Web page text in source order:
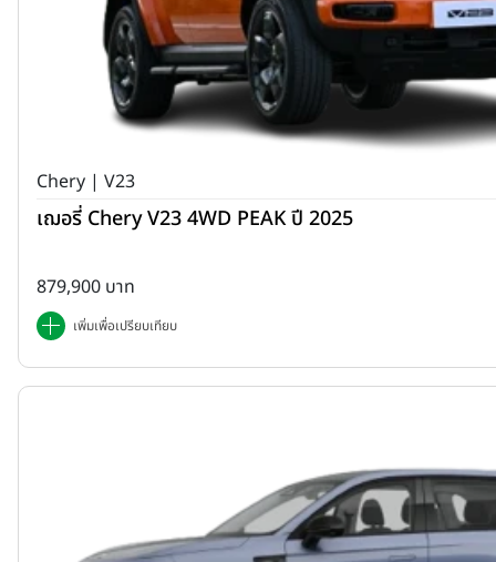
Chery | V23
เฌอรี่ Chery V23 4WD PEAK ปี 2025
879,900 บาท
เพิ่มเพื่อเปรียบเทียบ